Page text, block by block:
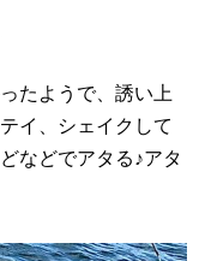
たようで、誘い上
イ、シェイクして
などでアタる♪アタ